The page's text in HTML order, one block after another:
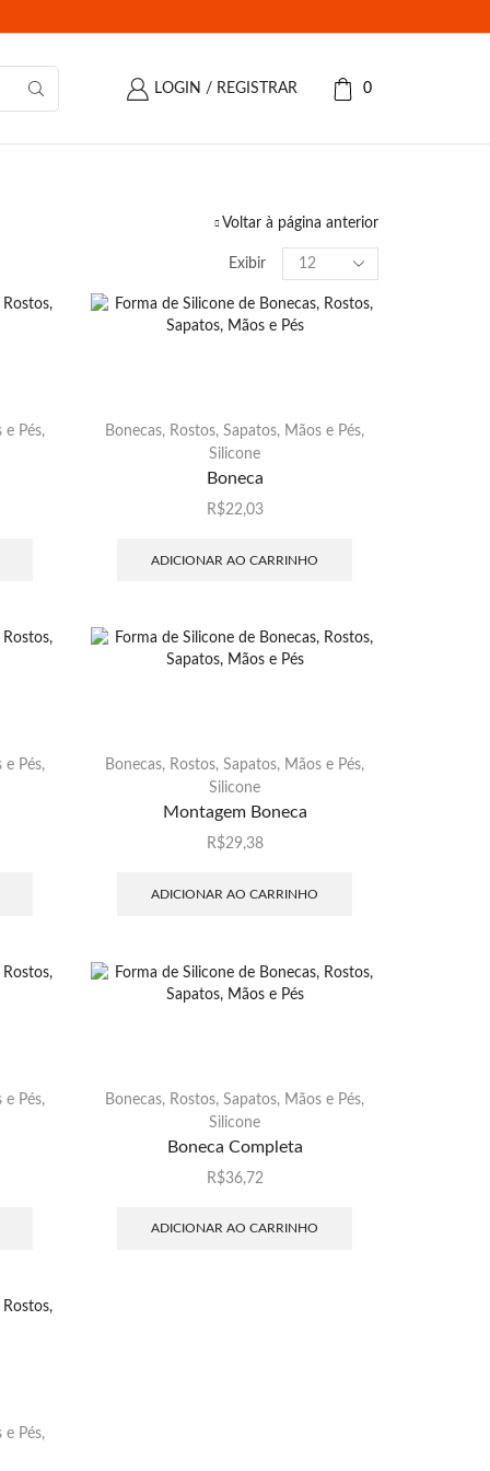
LOGIN / REGISTRAR 0
Voltar à página anterior
Exibir
Produtos
por
página
e Pés, Bonecas, Rostos, Sapatos, Mãos e Pés,
Silicone
Boneca
R$22,03
ADICIONAR AO CARRINHO
e Pés, Bonecas, Rostos, Sapatos, Mãos e Pés,
Silicone
Montagem Boneca
R$29,38
ADICIONAR AO CARRINHO
e Pés, Bonecas, Rostos, Sapatos, Mãos e Pés,
Silicone
Boneca Completa
R$36,72
ADICIONAR AO CARRINHO
e Pés,